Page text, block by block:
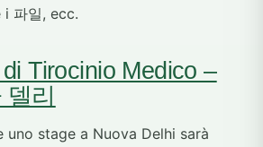
파일, ecc.
Tirocinio Medico –
리
uno stage a Nuova Delhi sarà